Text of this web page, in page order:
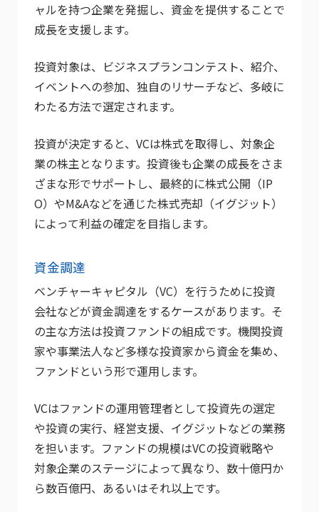
ャルを持つ企業を発掘し、資金を提供することで
成長を支援します。
投資対象は、ビジネスプランコンテスト、紹介、
イベントへの参加、独自のリサーチなど、多岐に
わたる方法で選定されます。
投資が決定すると、VCは株式を取得し、対象企
業の株主となります。投資後も企業の成長をさま
ざまな形でサポートし、最終的に株式公開（IP
O）やM&Aなどを通じた株式売却（イグジット）
によって利益の確定を目指します。
資金調達
ベンチャーキャピタル（VC）を行うために投資
会社などが資金調達をするケースがあります。そ
の主な方法は投資ファンドの組成です。機関投資
家や事業法人など多様な投資家から資金を集め、
ファンドという形で運用します。
VCはファンドの運用管理者として投資先の選定
や投資の実行、経営支援、イグジットなどの業務
を担います。ファンドの規模はVCの投資戦略や
対象企業のステージによって異なり、数十億円か
ら数百億円、あるいはそれ以上です。